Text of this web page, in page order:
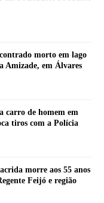
morto em lago
Amizade, em Álvares
carro de homem em
tiros com a Polícia
morre aos 55 anos
Feijó e região